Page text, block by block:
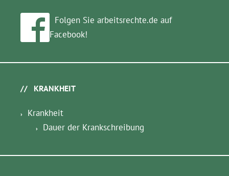
Folgen Sie arbeitsrechte.de auf
Facebook!
KRANKHEIT
Krankheit
Dauer der Krankschreibung